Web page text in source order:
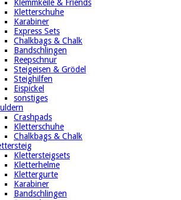
Klemmkeile & Friends
Kletterschuhe
Karabiner
Express Sets
Chalkbags & Chalk
Bandschlingen
Reepschnur
Steigeisen & Grödel
Steighilfen
Eispickel
sonstiges
Crashpads
Kletterschuhe
Chalkbags & Chalk
Klettersteigsets
Kletterhelme
Klettergurte
Karabiner
Bandschlingen